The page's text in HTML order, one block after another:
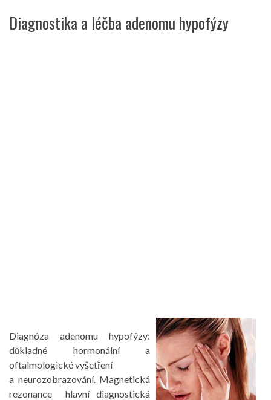
Diagnostika a léčba adenomu hypofýzy
Diagnóza adenomu hypofýzy:
důkladné hormonální a
oftalmologické vyšetření
a neurozobrazování. Magnetická
rezonance hlavní diagnostická